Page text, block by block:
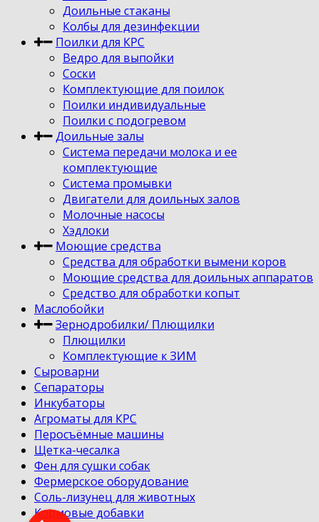
Доильные стаканы
Колбы для дезинфекции
Поилки для КРС
Ведро для выпойки
Соски
Комплектующие для поилок
Поилки индивидуальные
Поилки с подогревом
Доильные залы
Система передачи молока и ее
комплектующие
Система промывки
Двигатели для доильных залов
Молочные насосы
Хэдлоки
Моющие средства
Средства для обработки вымени коров
Моющие средства для доильных аппаратов
Средство для обработки копыт
Маслобойки
Зернодробилки/ Плющилки
Плющилки
Комплектующие к ЗИМ
Сыроварни
Сепараторы
Инкубаторы
Агроматы для КРС
Перосъёмные машины
Щетка-чесалка
Фен для сушки собак
Фермерское оборудование
Соль-лизунец для животных
Кормовые добавки